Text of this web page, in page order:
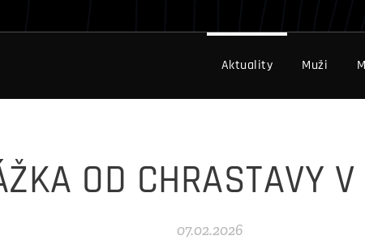
Aktuality Muži
OD CHRASTAVY V
07.02.2026